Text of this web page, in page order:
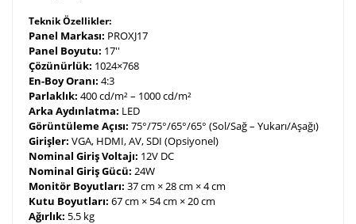
Teknik Özellikler:
Panel Markası: PROXJ17
Panel Boyutu: 17''
Çözünürlük: 1024×768
En-Boy Oranı: 4:3
Parlaklık: 400 cd/m² – 1000 cd/m²
Arka Aydınlatma: LED
Görüntüleme Açısı: 75°/75°/65°/65° (Sol/Sağ – Yukarı/Aşağı)
Girişler: VGA, HDMI, AV, SDI (Opsiyonel)
Nominal Giriş Voltajı: 12V DC
Nominal Giriş Gücü: 24W
Monitör Boyutları: 37 cm × 28 cm × 4 cm
Kutu Boyutları: 67 cm × 54 cm × 20 cm
Ağırlık: 5.5 kg